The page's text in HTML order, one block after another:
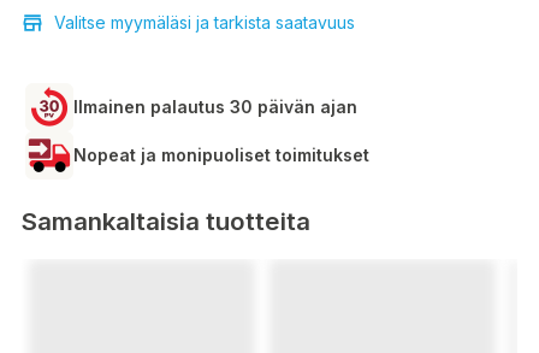
Valitse myymäläsi ja tarkista saatavuus
Ilmainen palautus 30 päivän ajan
Nopeat ja monipuoliset toimitukset
Samankaltaisia tuotteita